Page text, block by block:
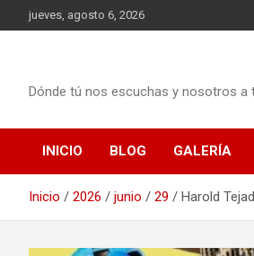
Saltar
al
jueves, agosto 6, 2026
Dónde tú nos escuchas y nosotros a
INICIO BLOG GALERÍA
Inicio 2026 junio 29 Harold